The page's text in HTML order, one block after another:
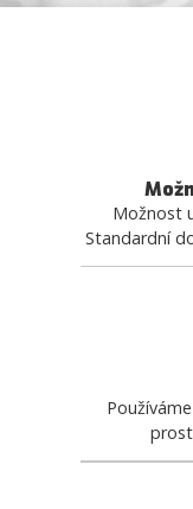
Možnost
Standardní